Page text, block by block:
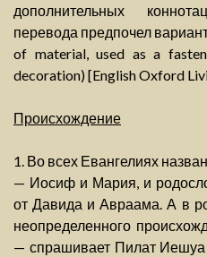
дополнительных
перевода предпочел
of material, used as a
decoration) [English Oxford
Происхождение
1. Во всех Евангелиях
— Иосиф и Мария, и
от Давида и Авраама. А в
неопределенного
— спрашивает Пилат Иешуа